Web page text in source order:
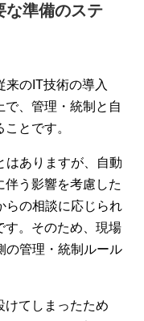
な準備のステ
来のIT技術の導入
、管理・統制と自
とです。
はありますが、自動
う影響を考慮した
らの相談に応じられ
す。そのため、現場
の管理・統制ルール
けてしまったため